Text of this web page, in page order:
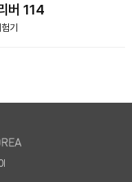
버 114
기